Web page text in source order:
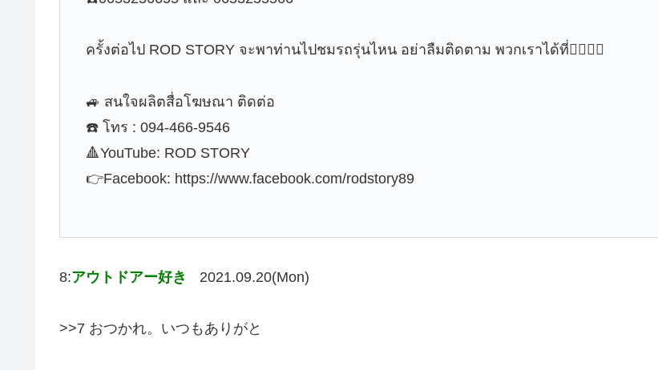
ครั้งต่อไป ROD STORY จะพาท่านไปชมรถรุ่นไหน อย่าลืมติดตาม พวกเราได้ที่👇🏻👇🏻
🚙 สนใจผลิตสื่อโฆษณา ติดต่อ
☎️ โทร : 094-466-9546
🔺YouTube: ROD STORY
👉Facebook: https://www.facebook.com/rodstory89
8:アウトドアー好き 2021.09.20(Mon)
>>7 おつかれ。いつもありがと